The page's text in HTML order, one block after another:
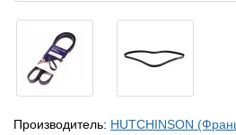
Производитель: HUTCHINSON